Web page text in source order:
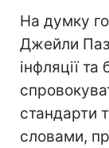
На думку
Джейли
інфляції
стандарти
словами,